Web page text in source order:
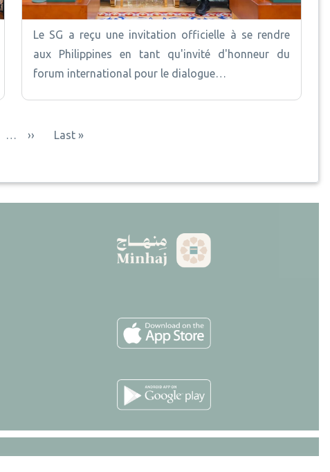
Le SG a reçu une invitation officielle à se rendre
aux Philippines en tant qu'invité d'honneur du
forum international pour le dialogue…
… Page suivante
›› Dernière page
Last »